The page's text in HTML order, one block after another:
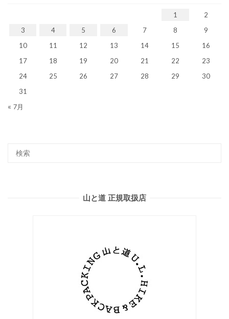
1
2
3
4 5 6 7 8
9
10
11 12 13 14 15
16
17
18 19 20 21 22
23
24
25 26 27 28 29
30
31
« 7月
山と道 正規取扱店